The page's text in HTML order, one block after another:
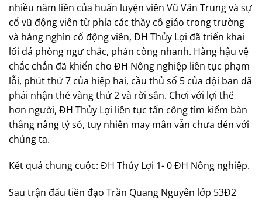
nhiều năm liền của huấn luyện viên Vũ Văn Trung và sự
cổ vũ động viên từ phía các thầy cô giáo trong trường
và hàng nghìn cổ động viên, ĐH Thủy Lợi đã triển khai
lối đá phòng ngự chắc, phản công nhanh. Hàng hậu vệ
chắc chắn đã khiến cho ĐH Nông nghiệp liên tục phạm
lỗi, phút thứ 7 của hiệp hai, cầu thủ số 5 của đội bạn đã
phải nhận thẻ vàng thứ 2 và rời sân. Chơi với lợi thế
hơn người, ĐH Thủy Lợi liên tục tấn công tìm kiếm bàn
thắng nâng tỷ số, tuy nhiên may mắn vẫn chưa đến với
chúng ta.
Kết quả chung cuộc: ĐH Thủy Lợi 1- 0 ĐH Nông nghiệp.
Sau trận đấu tiền đạo Trần Quang Nguyên lớp 53Đ2